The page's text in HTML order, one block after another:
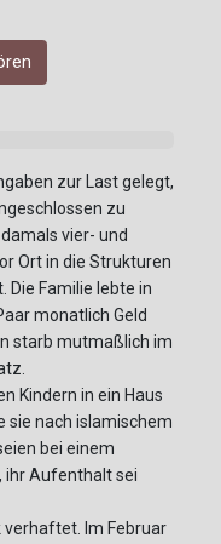
zur Last gelegt,
zu
vier- und
Ort in die Strukturen
Die Familie lebte in
monatlich Geld
starb mutmaßlich im
Kindern in ein Haus
sie nach islamischem
bei einem
ihr Aufenthalt sei
verhaftet. Im Februar